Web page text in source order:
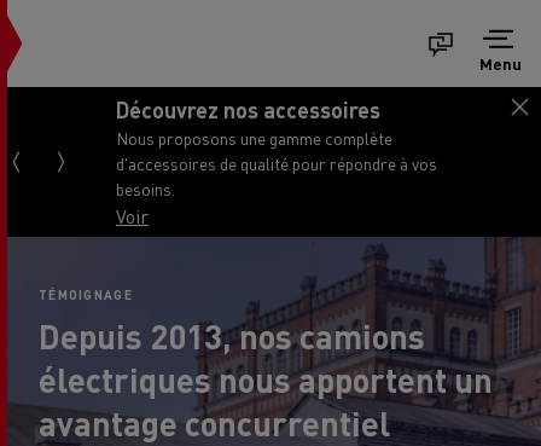
Menu
Découvrez nos accessoires
Nous proposons une gamme complète
d'accessoires de qualité pour répondre à vos
besoins.
Voir
TÉMOIGNAGE
Depuis 2013, nos camions
électriques nous apportent un
avantage concurrentiel